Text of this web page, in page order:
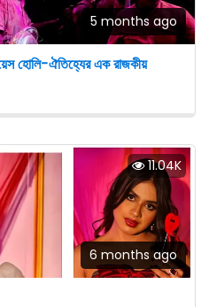
5 months ago
হোলি-ঐতিহ্যের এক রাজকীয়
11.04K
6 months ago